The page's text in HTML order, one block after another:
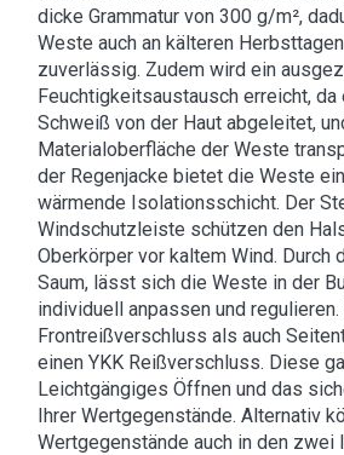
dicke Grammatur von 300 g/m²,
Weste auch an kälteren
zuverlässig. Zudem wird ein
Feuchtigkeitsaustausch erreicht,
Schweiß von der Haut abgeleitet,
Materialoberfläche der Weste
der Regenjacke bietet die Weste
wärmende Isolationsschicht. Der
Windschutzleiste schützen den
Oberkörper vor kaltem Wind. Durch
Saum, lässt sich die Weste in der
individuell anpassen und
Frontreißverschluss als auch
einen YKK Reißverschluss. Diese
Leichtgängiges Öffnen und das
Ihrer Wertgegenstände. Alternativ
Wertgegenstände auch in den zwei